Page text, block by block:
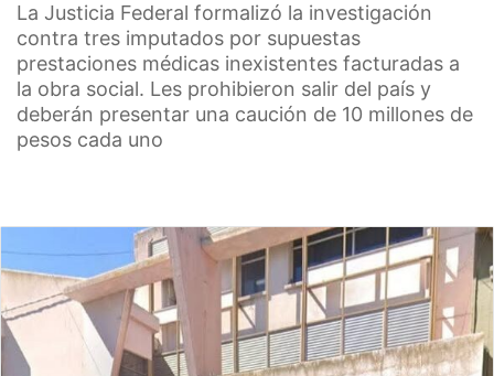
La Justicia Federal formalizó la investigación
contra tres imputados por supuestas
prestaciones médicas inexistentes facturadas a
la obra social. Les prohibieron salir del país y
deberán presentar una caución de 10 millones de
pesos cada uno